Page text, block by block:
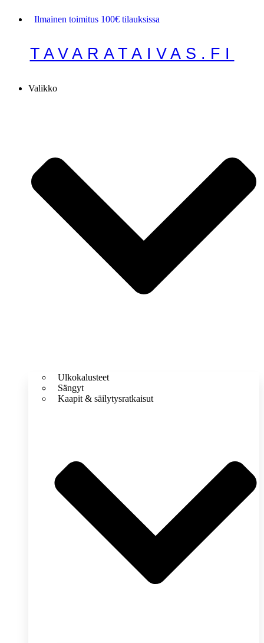
sisältöönIlmainen toimitus 100€ tilauksissa
TAVARATAIVAS.FI
Valikko
Ulkokalusteet
Sängyt
Kaapit & säilytysratkaisut